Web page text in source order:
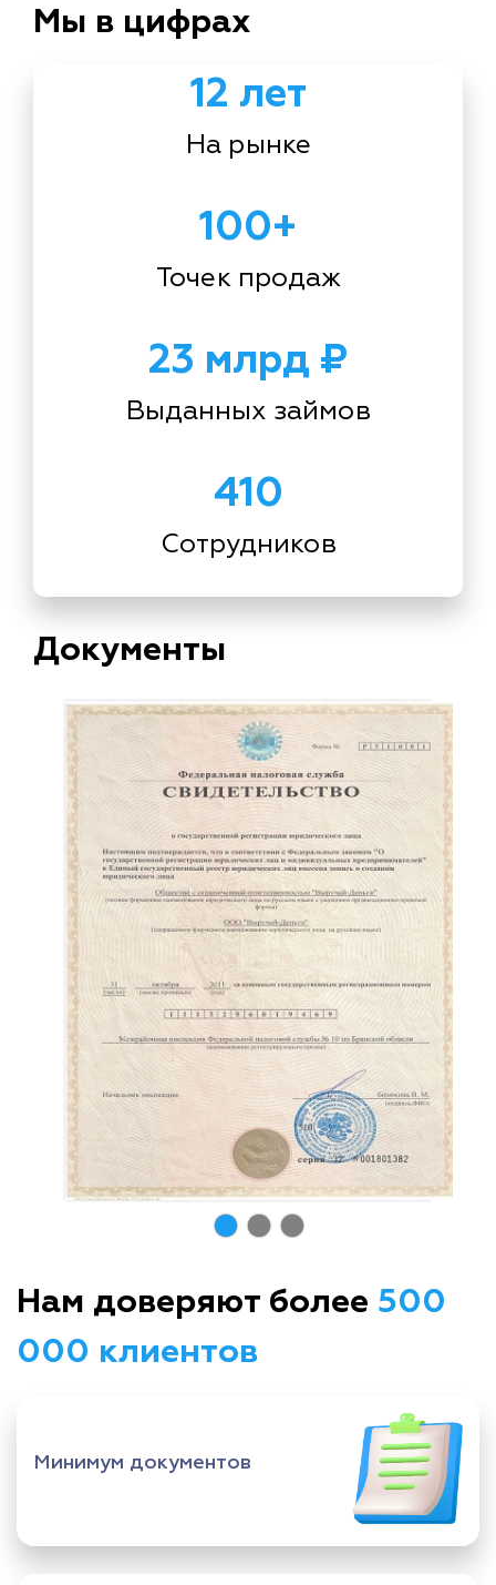
Мы в цифрах
12 лет
На рынке
100+
Точек продаж
23 млрд ₽
Выданных займов
410
Сотрудников
Документы
Нам доверяют более 500
000 клиентов
Минимум документов